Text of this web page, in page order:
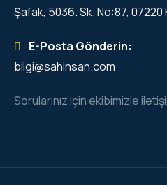
Şafak, 5036. Sk. No:87,
E-Posta Gönderin:
bilgi@sahinsan.com
Sorularınız için ekibimizle